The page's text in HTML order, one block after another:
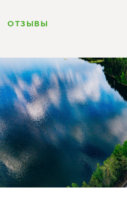
ОТЗЫВЫ